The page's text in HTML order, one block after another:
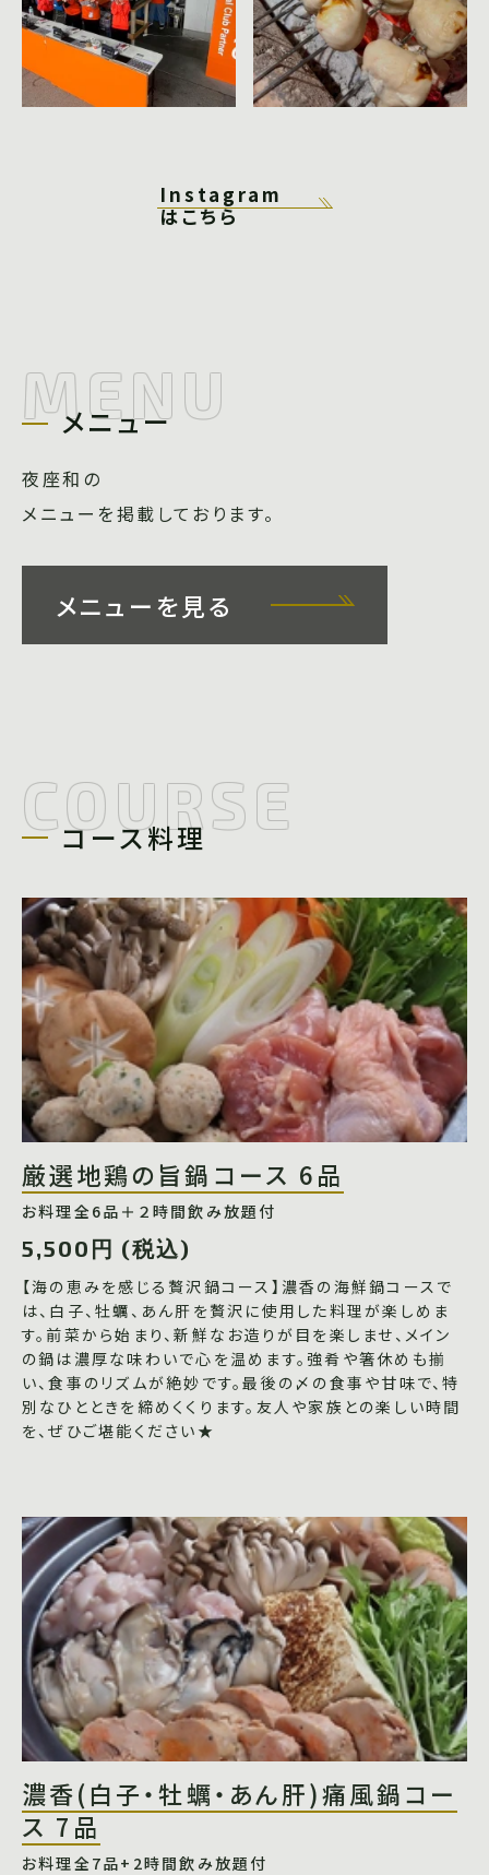
Instagram
はこちら
MENU
メニュー
夜座和の
メニューを掲載しております。
メニューを見る
COURSE
コース料理
厳選地鶏の旨鍋コース 6品
お料理全6品＋２時間飲み放題付
5,500円 (税込)
【海の恵みを感じる贅沢鍋コース】濃香の海鮮鍋コースで
は、白子、牡蠣、あん肝を贅沢に使用した料理が楽しめま
す。前菜から始まり、新鮮なお造りが目を楽しませ、メイン
の鍋は濃厚な味わいで心を温めます。強肴や箸休めも揃
い、食事のリズムが絶妙です。最後の〆の食事や甘味で、特
別なひとときを締めくくります。友人や家族との楽しい時間
を、ぜひご堪能ください★
濃香(白子・牡蠣・あん肝)痛風鍋コー
ス 7品
お料理全7品+2時間飲み放題付